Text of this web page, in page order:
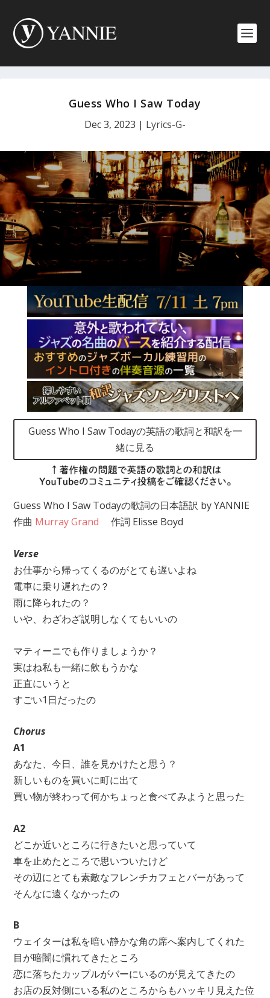
Guess Who I Saw Today
Dec 3, 2023 | Lyrics-G-
Guess Who I Saw Todayの英語の歌詞と和訳を一
緒に見る
Guess Who I Saw Todayの歌詞の日本語訳 by YANNIE
作曲 Murray Grand 作詞 Elisse Boyd
Verse
お仕事から帰ってくるのがとても遅いよね
電車に乗り遅れたの？
雨に降られたの？
いや、わざわざ説明しなくてもいいの
マティーニでも作りましょうか？
実はね私も一緒に飲もうかな
正直にいうと
すごい1日だったの
Chorus
A1
あなた、今日、誰を見かけたと思う？
新しいものを買いに町に出て
買い物が終わって何かちょっと食べてみようと思った
A2
どこか近いところに行きたいと思っていて
車を止めたところで思いついたけど
その辺にとても素敵なフレンチカフェとバーがあって
そんなに遠くなかったの
B
ウェイターは私を暗い静かな角の席へ案内してくれた
目が暗闇に慣れてきたところ
恋に落ちたカップルがバーにいるのが見えてきたの
お店の反対側にいる私のところからもハッキリ見えた位